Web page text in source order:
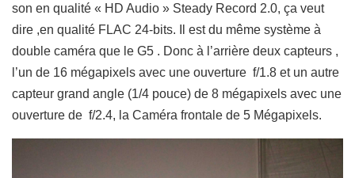
son en qualité « HD Audio » Steady Record 2.0, ça veut
dire ,en qualité FLAC 24-bits. Il est du même système à
double caméra que le G5 . Donc à l’arrière deux capteurs ,
l’un de 16 mégapixels avec une ouverture f/1.8 et un autre
capteur grand angle (1/4 pouce) de 8 mégapixels avec une
ouverture de f/2.4, la Caméra frontale de 5 Mégapixels.